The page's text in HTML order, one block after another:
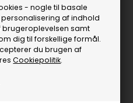
- nogle til basale
personalisering af indhold
samt
dig til forskellige formål.
du brugen af
Cookiepolitik.